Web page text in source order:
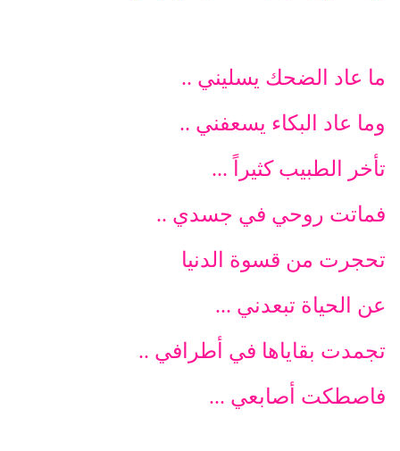
ما عاد الضحك يسليني ..
وما عاد البكاء يسعفني ..
تأخر الطبيب كثيراً ...
فماتت روحي في جسدي ..
تحجرت من قسوة الدنيا
عن الحياة تبعدني ...
تجمدت بقاياها في أطرافي ..
فاصطكت أصابعي ...